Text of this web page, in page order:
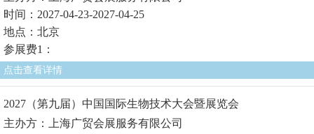
时间：2027-04-23-2027-04-25
地点：北京
参展费1：
点击查看详情
2027（第九届）中国国际生物技术大会暨展览会
主办方：上海广贸会展服务有限公司